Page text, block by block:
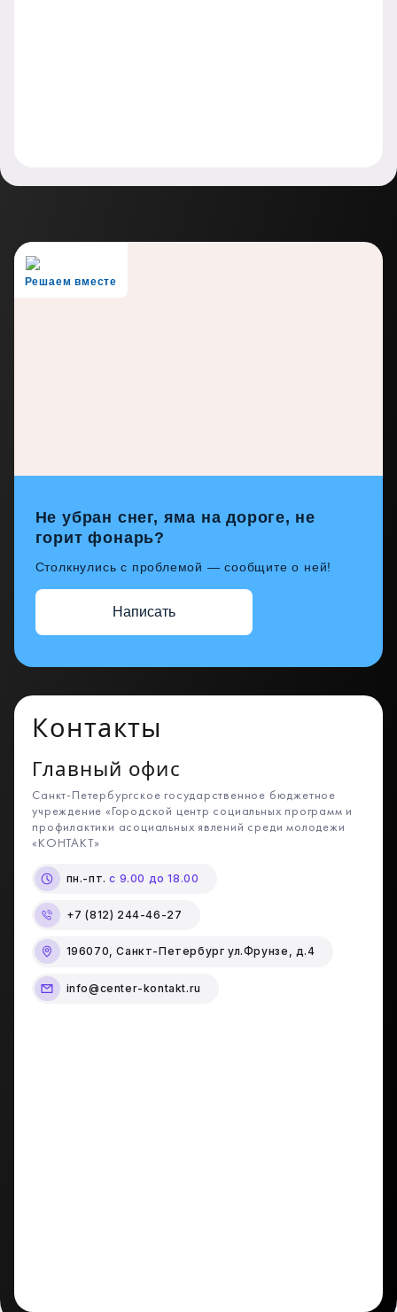
Решаем вместе
Не убран снег, яма на дороге, не
горит фонарь?
Столкнулись с проблемой — сообщите о ней!
Написать
Контакты
Главный офис
Санкт-Петербургское государственное бюджетное
учреждение «Городской центр социальных программ и
профилактики асоциальных явлений среди молодежи
«КОНТАКТ»
пн.-пт.с 9.00 до 18.00
+7 (812) 244-46-27
196070, Санкт-Петербург ул.Фрунзе, д.4
info@center-kontakt.ru